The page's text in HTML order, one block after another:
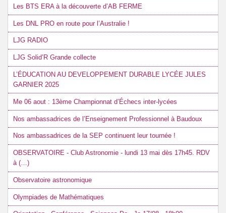
Les BTS ERA à la découverte d’AB FERME
Les DNL PRO en route pour l’Australie !
LJG RADIO
LJG Solid’R Grande collecte
L’ÉDUCATION AU DEVELOPPEMENT DURABLE LYCÉE JULES
GARNIER 2025
Me 06 aout : 13ème Championnat d’Échecs inter-lycées
Nos ambassadrices de l’Enseignement Professionnel à Baudoux
Nos ambassadrices de la SEP continuent leur tournée !
OBSERVATOIRE - Club Astronomie - lundi 13 mai dès 17h45. RDV
à (…)
Observatoire astronomique
Olympiades de Mathématiques